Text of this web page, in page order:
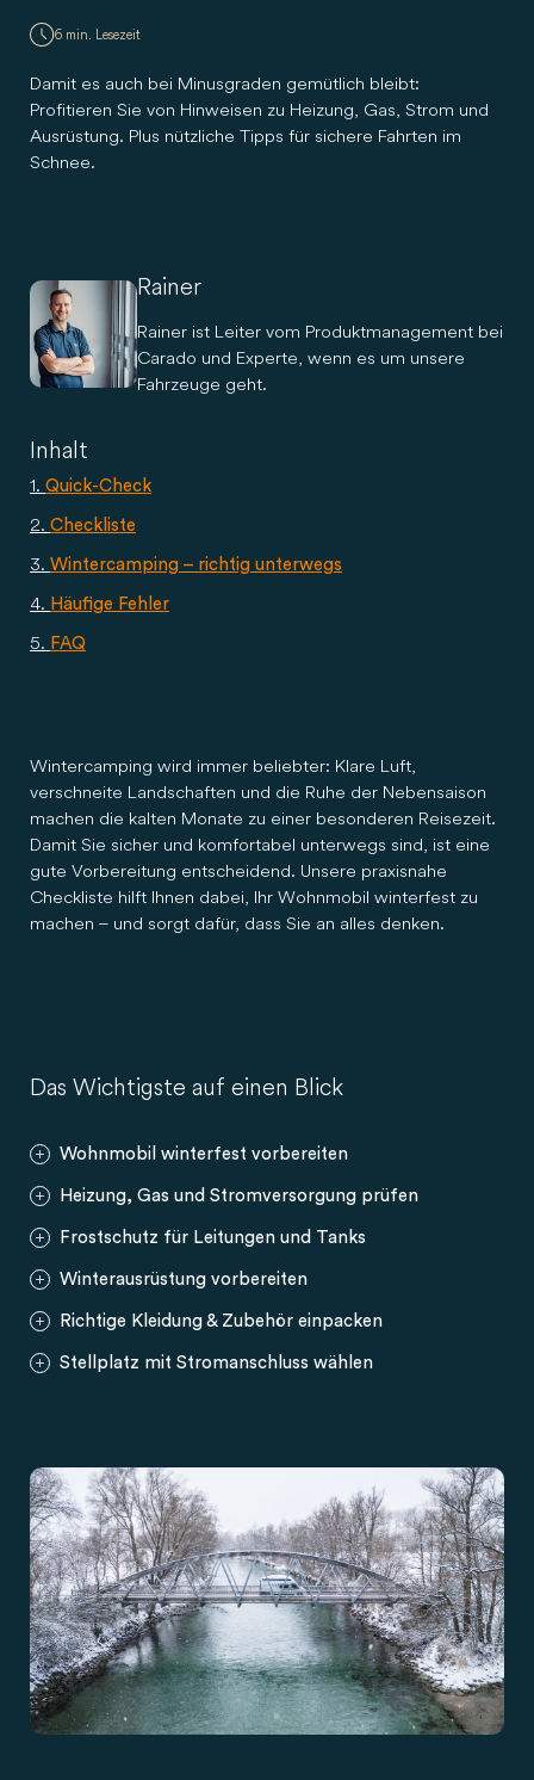
6 min. Lesezeit
Damit es auch bei Minusgraden gemütlich bleibt:
Profitieren Sie von Hinweisen zu Heizung, Gas, Strom und
Ausrüstung. Plus nützliche Tipps für sichere Fahrten im
Schnee.
Rainer
Rainer ist Leiter vom Produktmanagement bei
Carado und Experte, wenn es um unsere
Fahrzeuge geht.
Inhalt
Quick-Check
Checkliste
Wintercamping – richtig unterwegs
Häufige Fehler
FAQ
Wintercamping wird immer beliebter: Klare Luft,
verschneite Landschaften und die Ruhe der Nebensaison
machen die kalten Monate zu einer besonderen Reisezeit.
Damit Sie sicher und komfortabel unterwegs sind, ist eine
gute Vorbereitung entscheidend. Unsere praxisnahe
Checkliste hilft Ihnen dabei, Ihr Wohnmobil winterfest zu
machen – und sorgt dafür, dass Sie an alles denken.
Das Wichtigste auf einen Blick
Wohnmobil winterfest vorbereiten
Heizung, Gas und Stromversorgung prüfen
Frostschutz für Leitungen und Tanks
Winterausrüstung vorbereiten
Richtige Kleidung & Zubehör einpacken
Stellplatz mit Stromanschluss wählen